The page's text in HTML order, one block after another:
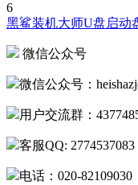
6
黑鲨装机大师U盘启动
微信公众号
微信公众号：
用户交流群：
客服QQ: 2774537083
电话：020-82109030